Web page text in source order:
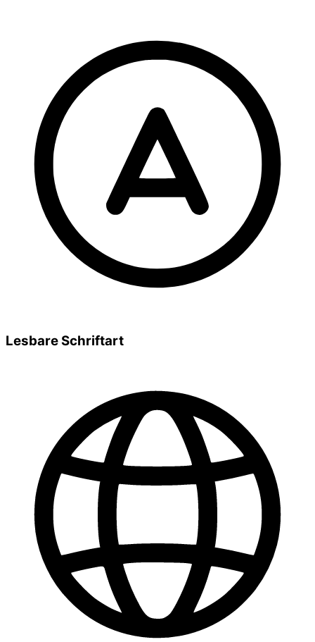
Lesbare Schriftart